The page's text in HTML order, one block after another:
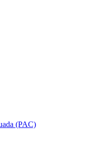
(PAC)